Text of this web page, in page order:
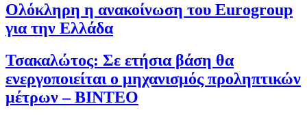
Ολόκληρη η ανακοίνωση του Eurogroup
για την Ελλάδα
Τσακαλώτος: Σε ετήσια βάση θα
ενεργοποιείται ο μηχανισμός προληπτικών
μέτρων – ΒΙΝΤΕΟ